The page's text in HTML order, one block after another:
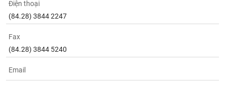
Điện thoại
(84.28) 3844 2247
Fax
(84.28) 3844 5240
Email